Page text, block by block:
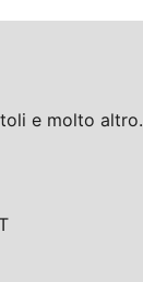
e molto altro.